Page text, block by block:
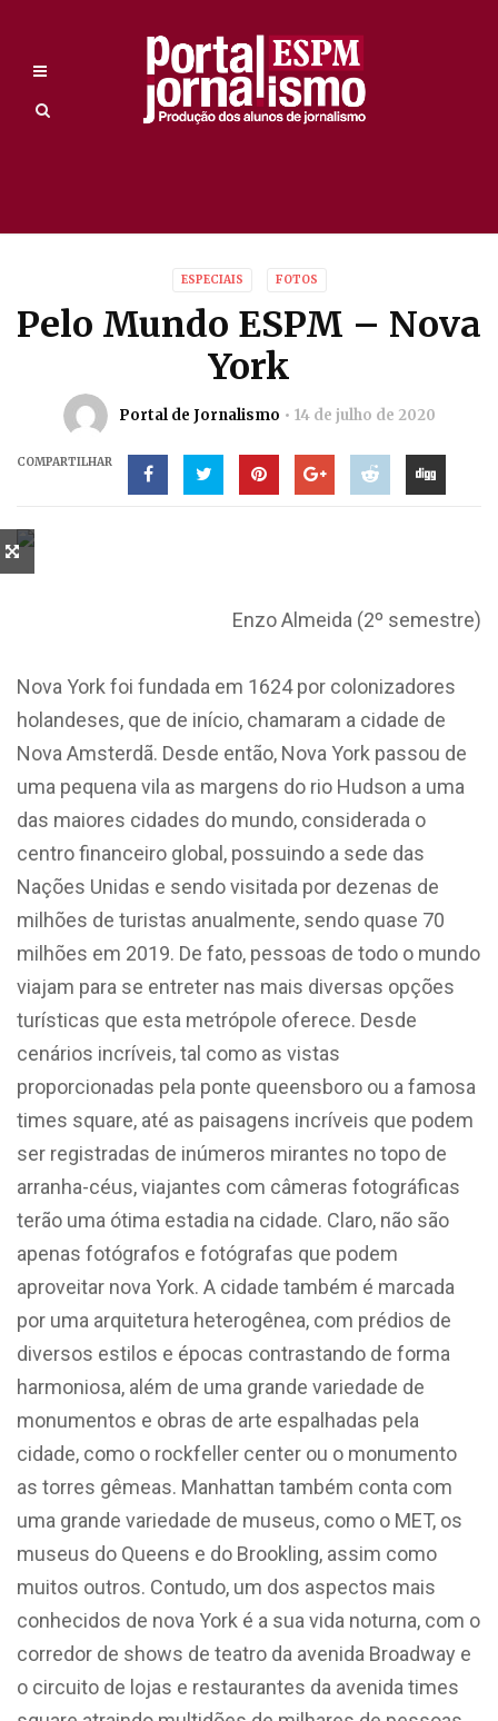
ESPECIAIS FOTOS
Pelo Mundo ESPM – Nova
York
Portal de Jornalismo 14 de julho de 2020
COMPARTILHAR
Enzo Almeida (2º semestre)
Nova York foi fundada em 1624 por colonizadores
holandeses, que de início, chamaram a cidade de
Nova Amsterdã. Desde então, Nova York passou de
uma pequena vila as margens do rio Hudson a uma
das maiores cidades do mundo, considerada o
centro financeiro global, possuindo a sede das
Nações Unidas e sendo visitada por dezenas de
milhões de turistas anualmente, sendo quase 70
milhões em 2019. De fato, pessoas de todo o mundo
viajam para se entreter nas mais diversas opções
turísticas que esta metrópole oferece. Desde
cenários incríveis, tal como as vistas
proporcionadas pela ponte queensboro ou a famosa
times square, até as paisagens incríveis que podem
ser registradas de inúmeros mirantes no topo de
arranha-céus, viajantes com câmeras fotográficas
terão uma ótima estadia na cidade. Claro, não são
apenas fotógrafos e fotógrafas que podem
aproveitar nova York. A cidade também é marcada
por uma arquitetura heterogênea, com prédios de
diversos estilos e épocas contrastando de forma
harmoniosa, além de uma grande variedade de
monumentos e obras de arte espalhadas pela
cidade, como o rockfeller center ou o monumento
as torres gêmeas. Manhattan também conta com
uma grande variedade de museus, como o MET, os
museus do Queens e do Brookling, assim como
muitos outros. Contudo, um dos aspectos mais
conhecidos de nova York é a sua vida noturna, com o
corredor de shows de teatro da avenida Broadway e
o circuito de lojas e restaurantes da avenida times